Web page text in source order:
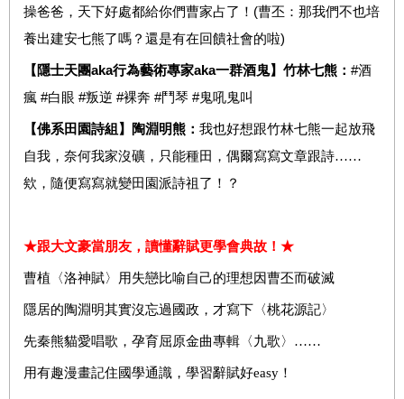
操爸爸，天下好處都給你們曹家占了！ (曹丕：那我們不也培
養出建安七熊了嗎？還是有在回饋社會的啦)
【隱士天團aka行為藝術專家aka一群酒鬼】竹林七熊： #酒
瘋 #白眼 #叛逆 #裸奔 #鬥琴 #鬼吼鬼叫
【佛系田園詩組】陶淵明熊： 我也好想跟竹林七熊一起放飛
自我，奈何我家沒礦，只能種田，偶爾寫寫文章跟詩……
欸，隨便寫寫就變田園派詩祖了！？
★跟大文豪當朋友，讀懂辭賦更學會典故！★
曹植〈洛神賦〉用失戀比喻自己的理想因曹丕而破滅
隱居的陶淵明其實沒忘過國政，才寫下〈桃花源記〉
先秦熊貓愛唱歌，孕育屈原金曲專輯〈九歌〉……
用有趣漫畫記住國學通識，學習辭賦好easy ！